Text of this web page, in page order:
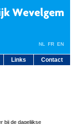
Links Contact
NL FR EN
bij de dagelijkse